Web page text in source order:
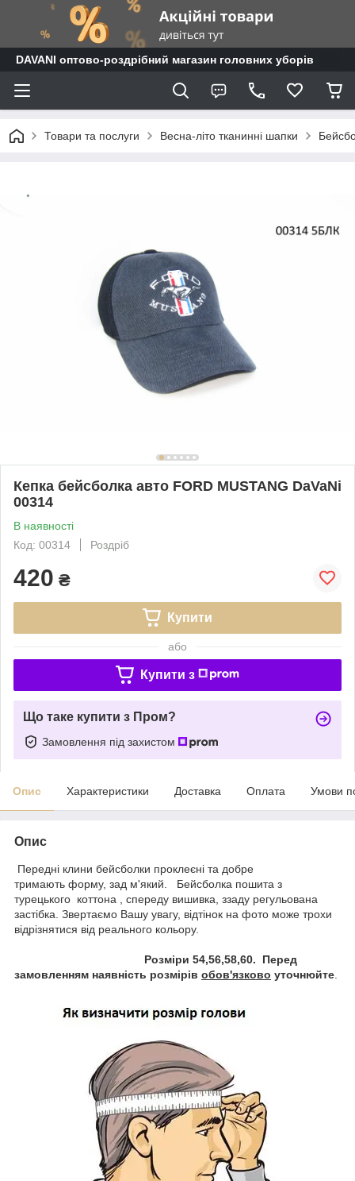
DAVANI оптово-роздрібний магазин головних уборів
Товари та послуги Весна-літо тканинні шапки
Кепка бейсболка авто FORD MUSTANG DaVaNi
00314
В наявності
Код: 00314
Роздріб
420 ₴
Купити
або
Купити з
Що таке купити з Пром?
Замовлення під захистом
Опис Характеристики Доставка Оплата Умови
Опис
Передні клини бейсболки проклеєні та добре
тримають форму, зад м'який. Бейсболка пошита з
турецького коттона , спереду вишивка, ззаду регульована
застібка. Звертаємо Вашу увагу, відтінок на фото може трохи
відрізнятися від реального кольору.
Розміри 54,56,58,60. Перед
замовленням наявність розмірів обов'язково уточнюйте